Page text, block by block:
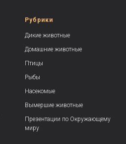
Рубрики
Дикие животные
Домашние животные
Птицы
Рыбы
Насекомые
Вымершие животные
Презентации по Окружающему
миру